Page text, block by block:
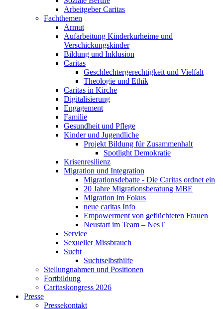
Arbeitgeber Caritas
Fachthemen
Armut
Aufarbeitung Kinderkurheime und
Verschickungskinder
Bildung und Inklusion
Caritas
Geschlechtergerechtigkeit und Vielfalt
Theologie und Ethik
Caritas in Kirche
Digitalisierung
Engagement
Familie
Gesundheit und Pflege
Kinder und Jugendliche
Projekt Bildung für Zusammenhalt
Spotlight Demokratie
Krisenresilienz
Migration und Integration
Migrationsdebatte - Die Caritas ordnet ein
20 Jahre Migrationsberatung MBE
Migration im Fokus
neue caritas Info
Empowerment von geflüchteten Frauen
Neustart im Team – NesT
Service
Sexueller Missbrauch
Sucht
Suchtselbsthilfe
Stellungnahmen und Positionen
Fortbildung
Caritaskongress 2026
Presse
Pressekontakt